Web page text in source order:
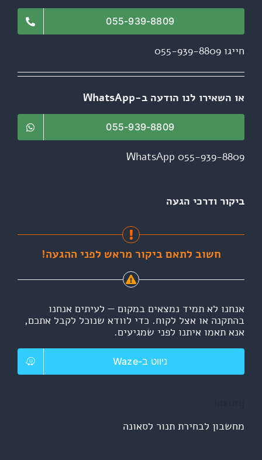
055-939-8809
חייגו 055-939-8809
או השאירו לנו הודעה ב-WhatsApp
055-939-8809
WhatsApp 055-939-8809
ביקור ודרכי הגעה
חשוב לתאם ביקור מראש לפני ההגעה!
אנחנו לא תמיד נמצאים במקום — לעיתים אנחנו
בהתקנה או אצל לקוח. כדי לוודא שנוכל לקבל אתכם,
אנא תאמו איתנו לפני שמגיעים.
ניווט ב-Waze
מחשבון לבחירת תנור לסאונה